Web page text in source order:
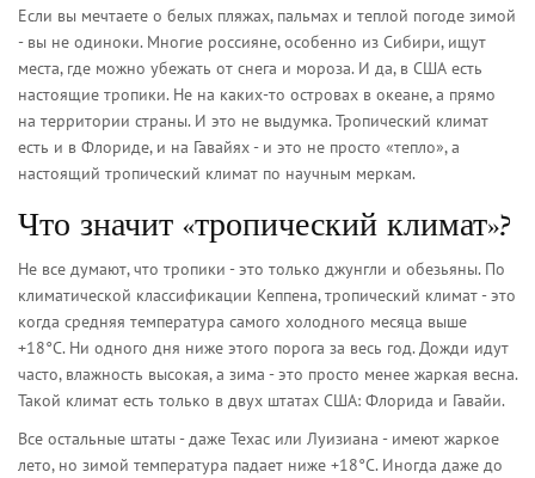
Если вы мечтаете о белых пляжах, пальмах и теплой погоде зимой
- вы не одиноки. Многие россияне, особенно из Сибири, ищут
места, где можно убежать от снега и мороза. И да, в США есть
настоящие тропики. Не на каких-то островах в океане, а прямо
на территории страны. И это не выдумка. Тропический климат
есть и в Флориде, и на Гавайях - и это не просто «тепло», а
настоящий тропический климат по научным меркам.
Что значит «тропический климат»?
Не все думают, что тропики - это только джунгли и обезьяны. По
климатической классификации Кеппена, тропический климат - это
когда средняя температура самого холодного месяца выше
+18°C. Ни одного дня ниже этого порога за весь год. Дожди идут
часто, влажность высокая, а зима - это просто менее жаркая весна.
Такой климат есть только в двух штатах США: Флорида и Гавайи.
Все остальные штаты - даже Техас или Луизиана - имеют жаркое
лето, но зимой температура падает ниже +18°C. Иногда даже до